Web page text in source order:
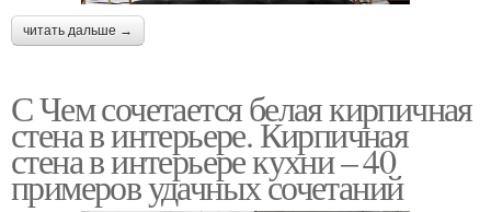
читать дальше →
С Чем сочетается белая кирпичная
стена в интерьере. Кирпичная
стена в интерьере кухни – 40
примеров удачных сочетаний